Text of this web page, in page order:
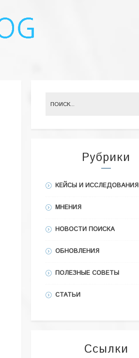
Рубрики
КЕЙСЫ И ИССЛЕДОВАНИЯ
МНЕНИЯ
НОВОСТИ ПОИСКА
ОБНОВЛЕНИЯ
ПОЛЕЗНЫЕ СОВЕТЫ
СТАТЬИ
Ссылки